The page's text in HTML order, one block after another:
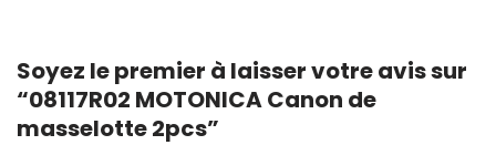
Soyez le premier à laisser votre avis sur
“08117R02 MOTONICA Canon de
masselotte 2pcs”